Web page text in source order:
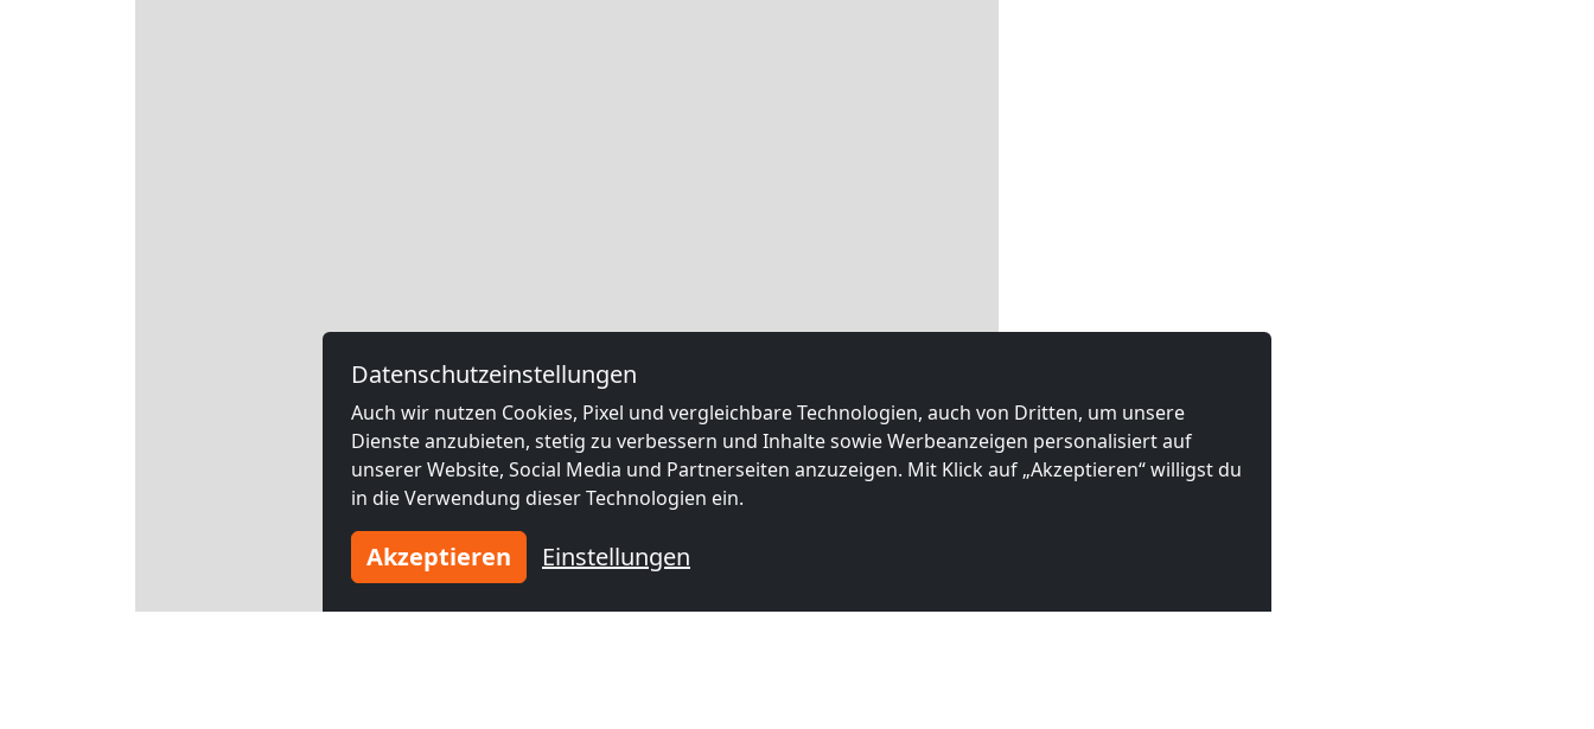
Datenschutzeinstellungen
Auch wir nutzen Cookies, Pixel und vergleichbare Technologien, auch von Dritten, um unsere
Dienste anzubieten, stetig zu verbessern und Inhalte sowie Werbeanzeigen personalisiert auf
unserer Website, Social Media und Partnerseiten anzuzeigen. Mit Klick auf „Akzeptieren“ willigst du
in die Verwendung dieser Technologien ein.
Akzeptieren Einstellungen